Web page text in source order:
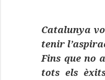
Catalunya
tenir
Fins que no
tots els